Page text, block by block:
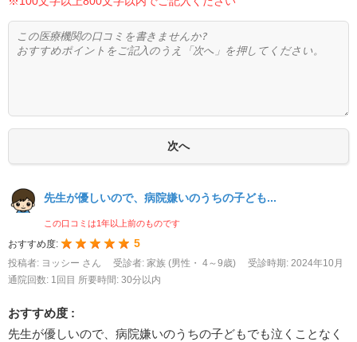
先生が優しいので、病院嫌いのうちの子ども...
この口コミは1年以上前のものです
おすすめ度: 5
投稿者: ヨッシー さん 受診者: 家族 (男性・ 4～9歳)
受診時期: 2024年10月
通院回数: 1回目 所要時間: 30分以内
おすすめ度 :
先生が優しいので、病院嫌いのうちの子どもでも泣くことなく